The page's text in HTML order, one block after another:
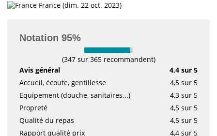
France (dim. 22 oct. 2023)
Notation 95%
(347 sur 365 recommandent)
Avis général
4,4 sur 5
Accueil, écoute, gentillesse
4,5 sur 5
Equipement (douche, sanitaires...)
4,3 sur 5
Propreté
4,5 sur 5
Qualité du repas
4,5 sur 5
Rapport qualité prix
4,4 sur 5